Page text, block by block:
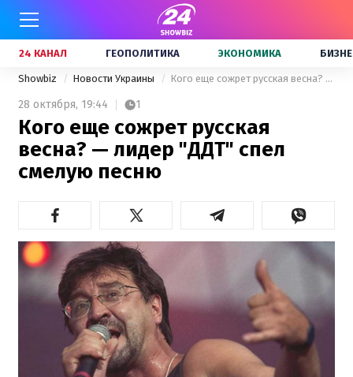
24 КАНАЛ ГЕОПОЛИТИКА ЭКОНОМИКА
Showbiz Новости Украины Кого еще сожрет русская весна? — лидер "ДДТ" спел смелую песню
28 октября, 19:44 1
Кого еще сожрет русская
весна? — лидер "ДДТ" спел
смелую песню